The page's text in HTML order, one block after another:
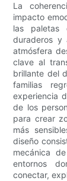
La
impacto
las paletas
duraderos y
atmósfera
clave al
brillante del
familias
experiencia
de los
para crear
más
diseño
mecánica
entornos
conectar,